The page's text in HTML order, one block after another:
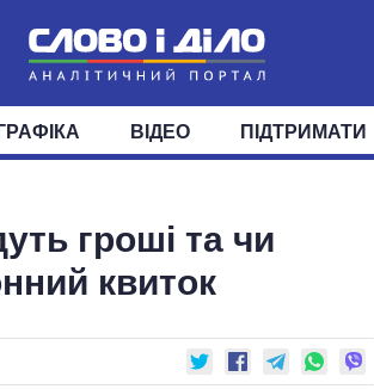
ЕКОНОМІКА СУСПІЛЬСТВО
КОМІТЕТИ ФРАКЦІЇ
ВІДЕО ПІДТРИМАТИ
гроші та чи
квиток